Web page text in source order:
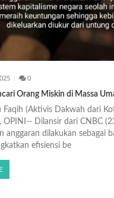
0
Orang Miskin di Massa
Faqih (Aktivis Dakwah dari
OPINI-- Dilansir dari CNBC
anggaran dilakukan sebagai
efisiensi be